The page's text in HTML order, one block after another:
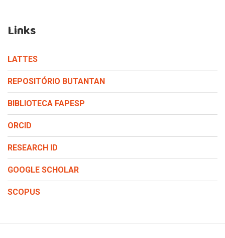
Links
LATTES
REPOSITÓRIO BUTANTAN
BIBLIOTECA FAPESP
ORCID
RESEARCH ID
GOOGLE SCHOLAR
SCOPUS